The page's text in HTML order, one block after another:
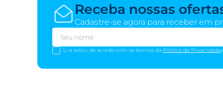
Receba nossas
Cadastre-se agora para receber em
Li e estou de acordo com os termos da Política de Privacidade